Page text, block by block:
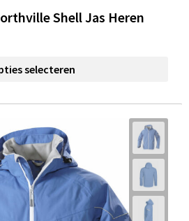
Shell Jas Heren
selecteren